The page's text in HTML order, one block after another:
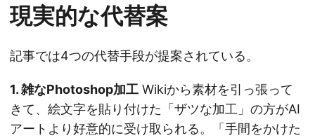
現実的な代替案
記事では4つの代替手段が提案されている。
1. 雑なPhotoshop加工 Wikiから素材を引っ張って
きて、絵文字を貼り付けた「ザツな加工」の方がAI
アートより好意的に受け取られる。「手間をかけた